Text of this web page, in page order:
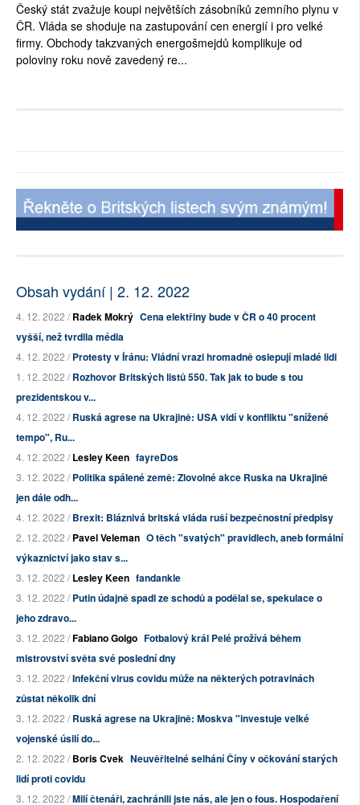
Český stát zvažuje koupi největších zásobníků zemního plynu v
ČR. Vláda se shoduje na zastupování cen energií i pro velké
firmy. Obchody takzvaných energošmejdů komplikuje od
poloviny roku nově zavedený re...
Obsah vydání | 2. 12. 2022
4. 12. 2022 /Radek Mokrý Cena elektřiny bude v ČR o 40 procent
vyšší, než tvrdila média
4. 12. 2022 /Protesty v Íránu: Vládní vrazi hromadně oslepují mladé lidi
1. 12. 2022 /Rozhovor Britských listů 550. Tak jak to bude s tou
prezidentskou v...
4. 12. 2022 /Ruská agrese na Ukrajině: USA vidí v konfliktu "snížené
tempo", Ru...
4. 12. 2022 /Lesley Keen fayreDos
3. 12. 2022 /Politika spálené země: Zlovolné akce Ruska na Ukrajině
jen dále odh...
4. 12. 2022 /Brexit: Bláznivá britská vláda ruší bezpečnostní předpisy
2. 12. 2022 /Pavel Veleman O těch "svatých" pravidlech, aneb formální
výkaznictví jako stav s...
3. 12. 2022 /Lesley Keen fandankle
3. 12. 2022 /Putin údajně spadl ze schodů a podělal se, spekulace o
jeho zdravo...
3. 12. 2022 /Fabiano Golgo Fotbalový král Pelé prožívá během
mistrovství světa své poslední dny
3. 12. 2022 /Infekční virus covidu může na některých potravinách
zůstat několik dní
3. 12. 2022 /Ruská agrese na Ukrajině: Moskva "investuje velké
vojenské úsilí do...
2. 12. 2022 /Boris Cvek Neuvěřitelné selhání Číny v očkování starých
lidí proti covidu
3. 12. 2022 /Milí čtenáři, zachránili jste nás, ale jen o fous. Hospodaření